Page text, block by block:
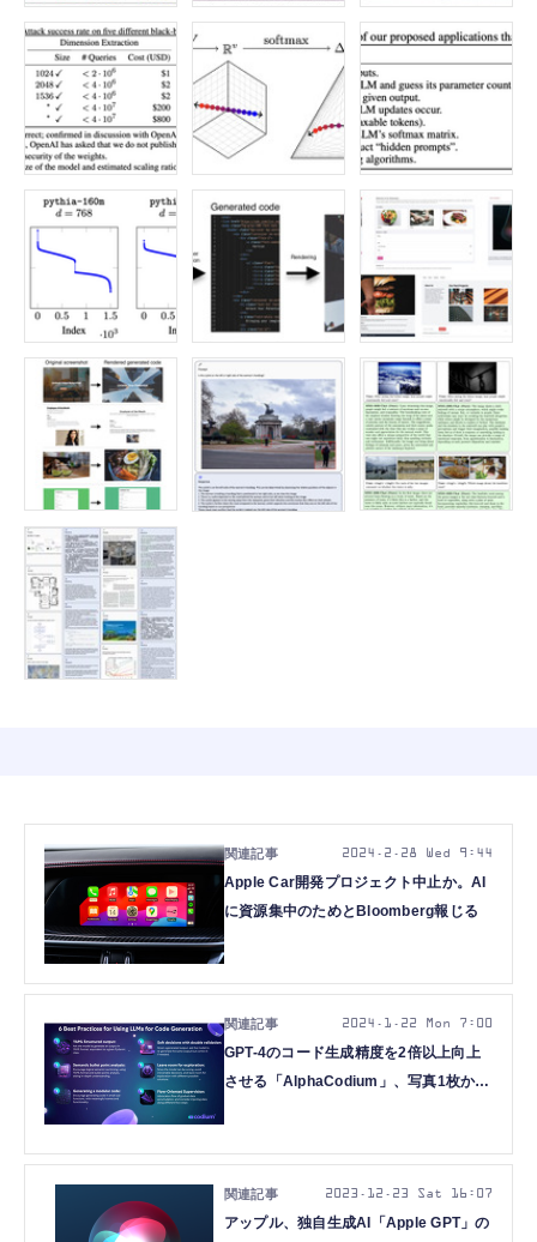
Apple Car開発プロジェクト中止か。AI
に資源集中のためとBloomberg報じる
2024.2.28 Wed 9:44
GPT-4のコード生成精度を2倍以上向上
させる「AlphaCodium」、写真1枚から
（生成AIウィークリー）
2024.1.22 Mon 7:00
アップル、独自生成AI「Apple GPT」の
2023.12.23 Sat 16:07